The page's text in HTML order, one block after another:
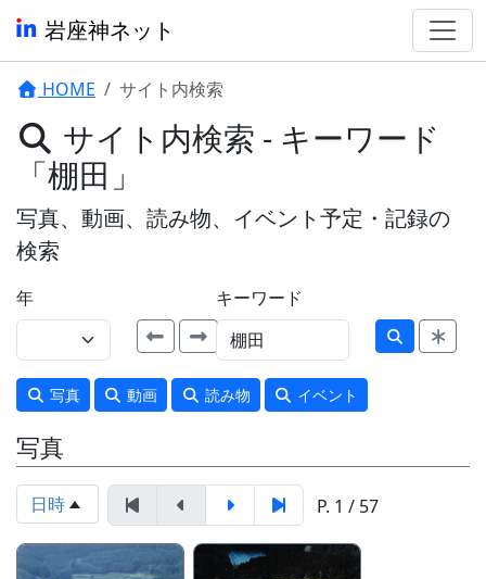
岩座神ネット
HOME サイト内検索
サイト内検索 - キーワード
「棚田」
写真、動画、読み物、イベント予定・記録の
検索
年 キーワード
写真 動画 読み物 イベント
写真
日時 P. 1 / 57